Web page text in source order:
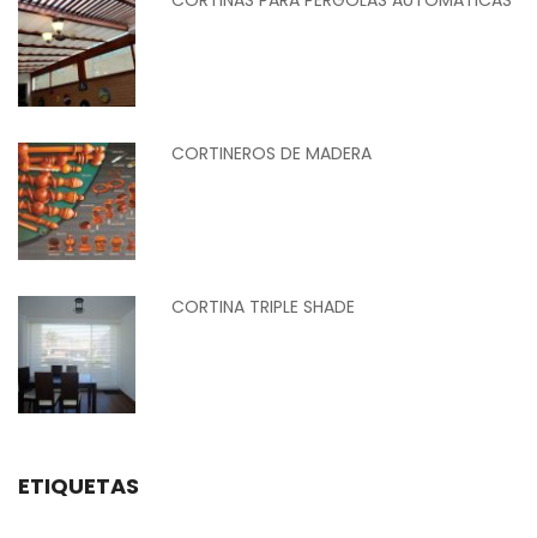
CORTINEROS DE MADERA
CORTINA TRIPLE SHADE
ETIQUETAS